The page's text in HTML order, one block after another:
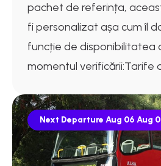
pachet de referința,
fi personalizat așa cum îl
funcție de disponibilitatea
momentul verificării:Tarife
Next Departure Aug 06 Aug